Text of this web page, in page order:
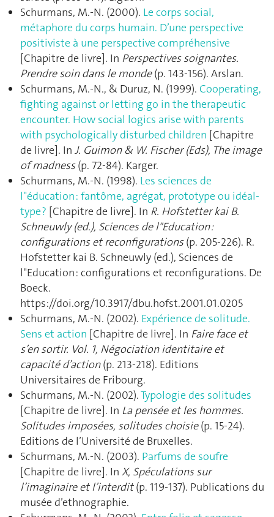
Schurmans, M.-N. (2000). Le corps social,
métaphore du corps humain. D’une perspective
positiviste à une perspective compréhensive
[Chapitre de livre]. In Perspectives soignantes.
Prendre soin dans le monde(p. 143‑156). Arslan.
Schurmans, M.-N., & Duruz, N. (1999). Cooperating,
fighting against or letting go in the therapeutic
encounter. How social logics arise with parents
with psychologically disturbed children [Chapitre
de livre]. In J. Guimon & W. Fischer (Eds), The image
of madness(p. 72‑84). Karger.
Schurmans, M.-N. (1998). Les sciences de
l"éducation : fantôme, agrégat, prototype ou idéal-
type ? [Chapitre de livre]. In R. Hofstetter kai B.
Schneuwly (ed.), Sciences de l"Education :
configurations et reconfigurations(p. 205‑226). R.
Hofstetter kai B. Schneuwly (ed.), Sciences de
l"Education : configurations et reconfigurations. De
Boeck.
https://doi.org/10.3917/dbu.hofst.2001.01.0205
Schurmans, M.-N. (2002). Expérience de solitude.
Sens et action [Chapitre de livre]. In Faire face et
s’en sortir. Vol. 1, Négociation identitaire et
capacité d’action(p. 213‑218). Editions
Universitaires de Fribourg.
Schurmans, M.-N. (2002).Typologie des solitudes
[Chapitre de livre]. In La pensée et les hommes.
Solitudes imposées, solitudes choisie(p. 15‑24).
Editions de l’Université de Bruxelles.
Schurmans, M.-N. (2003). Parfums de soufre
[Chapitre de livre]. In X, Spéculations sur
l’imaginaire et l’interdit(p. 119‑137). Publications du
musée d’ethnographie.